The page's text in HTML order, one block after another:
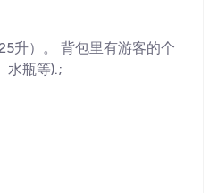
升）。 背包里有游客的个
水瓶等).;